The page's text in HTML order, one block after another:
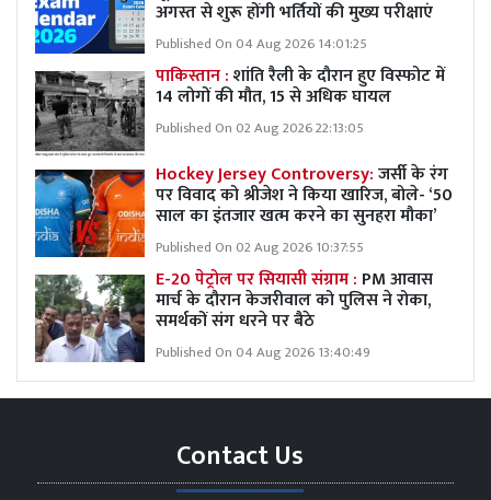
अगस्त से शुरू होंगी भर्तियों की मुख्य परीक्षाएं
Published On 04 Aug 2026 14:01:25
पाकिस्तान :शांति रैली के दौरान हुए विस्फोट में
14 लोगों की मौत, 15 से अधिक घायल
Published On 02 Aug 2026 22:13:05
Hockey Jersey Controversy:जर्सी के रंग
पर विवाद को श्रीजेश ने किया खारिज, बोले- ‘50
साल का इंतजार खत्म करने का सुनहरा मौका’
Published On 02 Aug 2026 10:37:55
E-20 पेट्रोल पर सियासी संग्राम : PM आवास
मार्च के दौरान केजरीवाल को पुलिस ने रोका,
समर्थकों संग धरने पर बैठे
Published On 04 Aug 2026 13:40:49
Contact Us